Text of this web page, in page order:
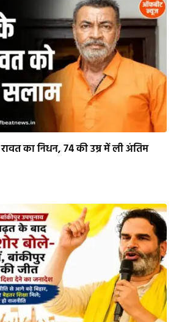
का निधन, 74 की उम्र में ली अंतिम